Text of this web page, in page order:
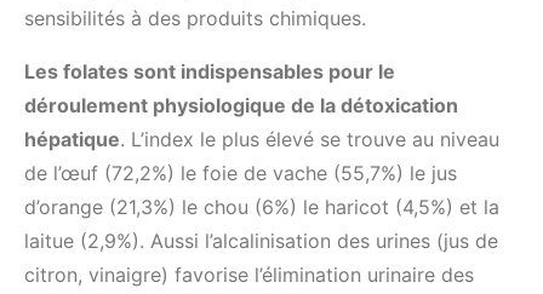
sensibilités à des produits chimiques.
Les folates sont indispensables pour le
déroulement physiologique de la détoxication
hépatique. L’index le plus élevé se trouve au niveau
de l’œuf (72,2%) le foie de vache (55,7%) le jus
d’orange (21,3%) le chou (6%) le haricot (4,5%) et la
laitue (2,9%). Aussi l’alcalinisation des urines (jus de
citron, vinaigre) favorise l’élimination urinaire des